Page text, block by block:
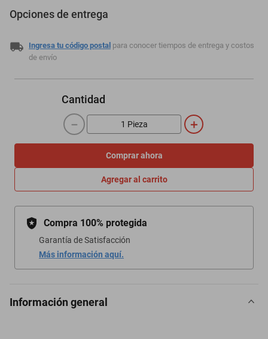
Opciones de entrega
Ingresa tu código postal para conocer tiempos de entrega y costos
de envío
Cantidad
＋
－
Comprar ahora
Agregar al carrito
Compra 100% protegida
Garantía de Satisfacción
Más información aquí.
Información general